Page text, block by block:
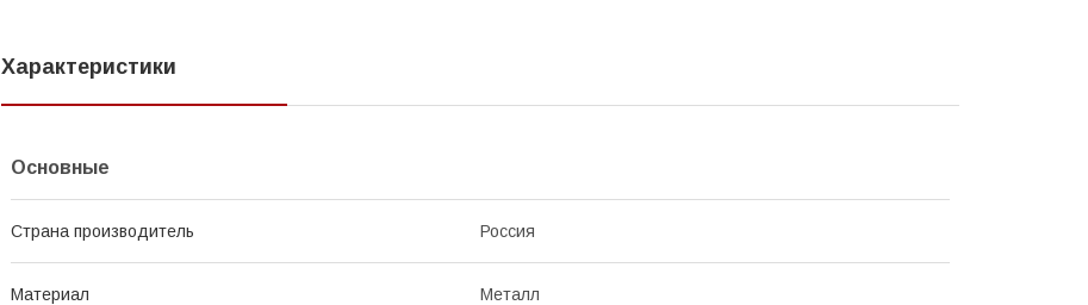
Характеристики
Основные
Страна производитель Россия
Материал Металл